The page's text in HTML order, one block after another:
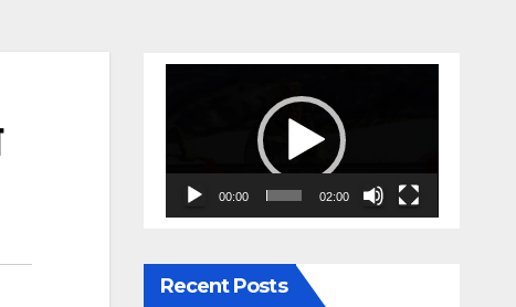
00:00 02:00
Recent Posts